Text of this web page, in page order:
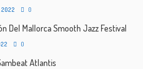
2022 0
Del Mallorca Smooth Jazz Festival
0
Atlantis